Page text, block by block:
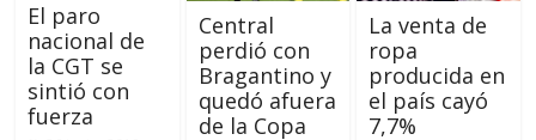
El paro
nacional de
la CGT se
sintió con
fuerza
Central
perdió con
Bragantino y
quedó afuera
de la Copa
La venta de
ropa
producida en
el país cayó
7,7%